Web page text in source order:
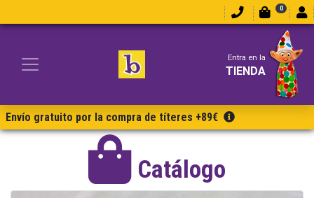
0
Entra en la
TIENDA
Envío gratuito por la compra de títeres +89€
Catálogo